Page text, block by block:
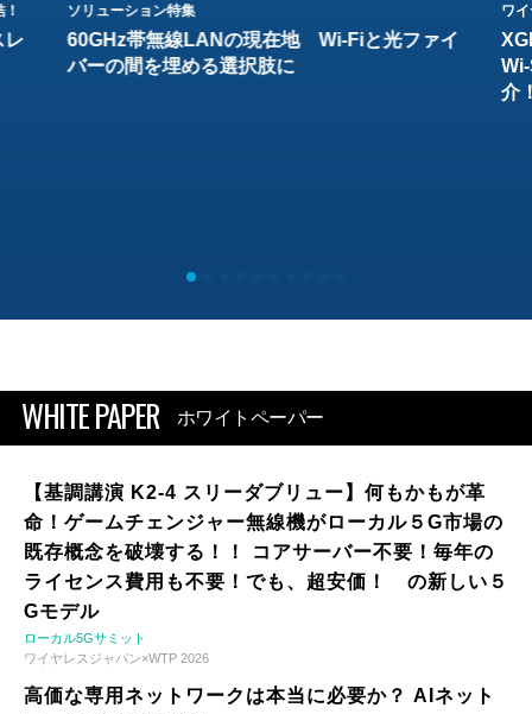
レ
ソリューション特集
60GHz帯無線LANの現在地 Wi-Fiと光ファイ
バーの間を埋める選択肢に
ワ
介
WHITE PAPER ホワイトペーパー
【基調講演 K2-4 スリーダブリュー】何もかもが革
命！ゲームチェンジャー無線機がローカル５G市場の
既存概念を破壊する！！ コアサーバー不要！毎年の
ライセンス費用も不要！でも、超安価！ の新しい５
Gモデル
ローカル5Gサミット
ワイヤレスジャパン×WTP 2026
高価な専用ネットワークは本当に必要か？ AIネット